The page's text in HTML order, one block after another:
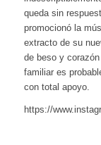
queda sin
promocionó la
extracto de su
de beso y
familiar es
con total apoyo.
https://